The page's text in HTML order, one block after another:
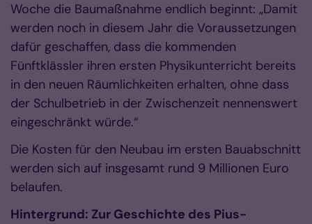
Woche die Baumaßnahme endlich beginnt: „Damit
werden noch in diesem Jahr die Voraussetzungen
dafür geschaffen, dass die kommenden
Fünftklässler ihren ersten Physikunterricht bereits
in den neuen Räumlichkeiten erhalten, ohne dass
der Schulbetrieb in der Zwischenzeit nennenswert
eingeschränkt würde.“
Die Kosten für den Neubau im ersten Bauabschnitt
werden sich auf insgesamt rund 9 Millionen Euro
belaufen.
Hintergrund: Zur Geschichte des Pius-